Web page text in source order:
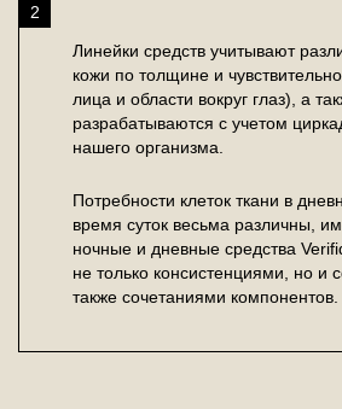
2
Линейки средств учитывают
кожи по толщине и
лица и области вокруг глаз), а
разрабатываются с учетом
нашего организма.
Потребности клеток ткани в
время суток весьма различны,
ночные и дневные средства
не только консистенциями, но и
также сочетаниями компонентов.